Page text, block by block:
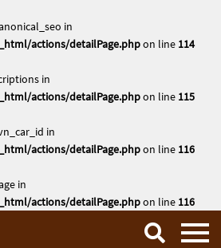
in
actions/detailPage.phpon line 114
in
actions/detailPage.phpon line 115
in
actions/detailPage.phpon line 116
in
actions/detailPage.phpon line 116